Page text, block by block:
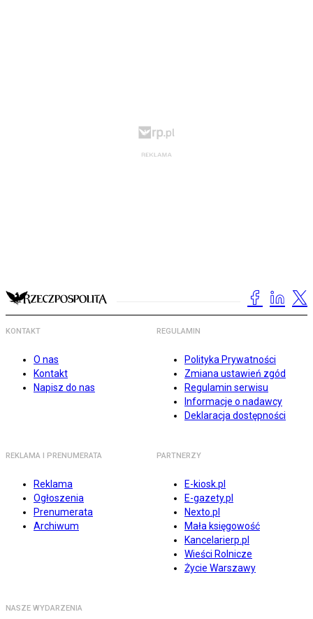
KONTAKT
O nas
Kontakt
Napisz do nas
REGULAMIN
Polityka Prywatności
Zmiana ustawień zgód
Regulamin serwisu
Informacje o nadawcy
Deklaracja dostępności
REKLAMA I PRENUMERATA
Reklama
Ogłoszenia
Prenumerata
Archiwum
PARTNERZY
E-kiosk.pl
E-gazety.pl
Nexto.pl
Mała księgowość
Kancelarierp.pl
Wieści Rolnicze
Życie Warszawy
NASZE WYDARZENIA